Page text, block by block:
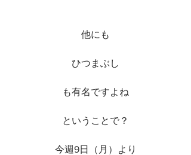
他にも
ひつまぶし
も有名ですよね
ということで？
今週9日（月）より